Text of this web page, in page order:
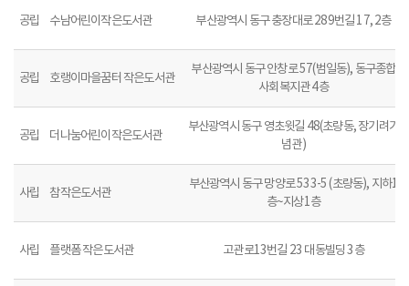
공립 수남어린이작은도서관 부산광역시 동구 충장대로 289번길 17, 2층
공립 호랭이마을꿈터 작은도서관
부산광역시 동구 안창로 57(범일동), 동구종합
사회복지관 4층
공립 더나눔어린이작은도서관
부산광역시 동구 영초윗길 48(초량동, 장기려기
념관)
사립 참작은도서관
부산광역시 동구 망양로 533-5 (초량동), 지하1
층~지상1층
사립 플랫폼 작은도서관 고관로13번길 23 대동빌딩 3층